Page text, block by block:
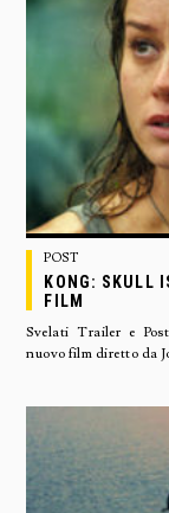
POST
KONG: SKULL
FILM
Svelati Trailer e
nuovo film diretto da